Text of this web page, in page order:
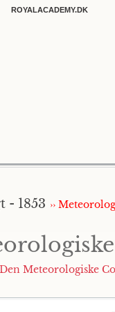
ROYALACADEMY.DK
- 1853 ››
Den Meteorologiske